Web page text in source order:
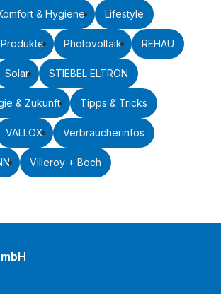
& Hygiene Lifestyle
Photovoltaik REHAU
Solar STIEBEL ELTRON
& Zukunft Tipps & Tricks
VALLOX Verbraucherinfos
Villeroy + Boch